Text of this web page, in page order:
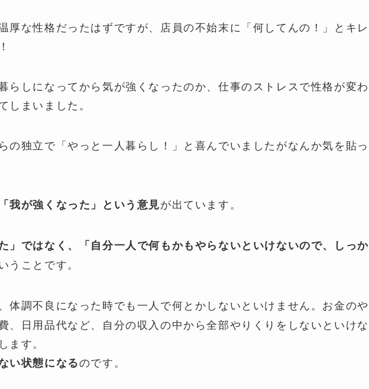
厚な性格だったはずですが、店員の不始末に「何してんの！」とキレ
らしになってから気が強くなったのか、仕事のストレスで性格が変わ
しまいました。
の独立で「やっと一人暮らし！」と喜んでいましたがなんか気を貼っ
我が強くなった」という意見が出ています。
」ではなく、「自分一人で何もかもやらないといけないので、しっか
うことです。
、体調不良になった時でも一人で何とかしないといけません。お金のや
、日用品代など、自分の収入の中から全部やりくりをしないといけな
ます。
い状態になるのです。